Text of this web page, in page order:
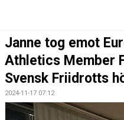
Janne tog emot
Athletics Member
Svensk Friidrotts
2024-11-17 07:12